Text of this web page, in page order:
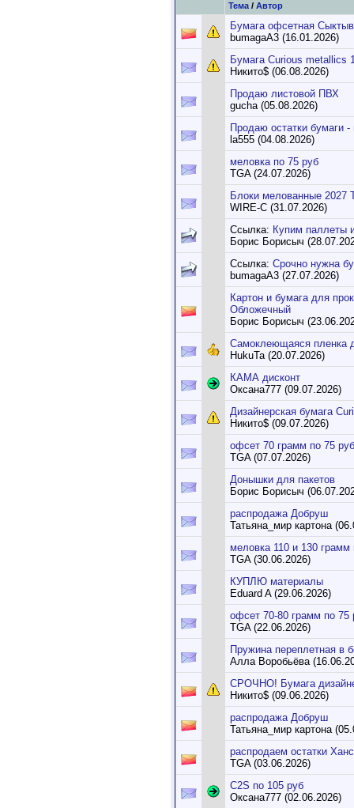
Тема / Автор
Бумага офсетная
bumagaA3 (16.01.2026)
Бумага Curious metallics
Никито$ (06.08.2026)
Продаю листовой ПВХ
gucha (05.08.2026)
Продаю остатки бумаги -
la555 (04.08.2026)
меловка по 75 руб
TGA (24.07.2026)
Блоки мелованные 2027
WIRE-C (31.07.2026)
Ссылка: Купим паллеты
Борис Борисыч
Ссылка: Срочно нужна
bumagaA3 (27.07.2026)
Картон и бумага для
Обложечный
Борис Борисыч
Самоклеющаяся пленка
HukuTa (20.07.2026)
КАМА дисконт
Оксана777 (09.07.2026)
Дизайнерская бумага
Никито$ (09.07.2026)
офсет 70 грамм по 75 руб
TGA (07.07.2026)
Донышки для пакетов
Борис Борисыч
распродажа Добруш
Татьяна_мир картона
меловка 110 и 130 грамм
TGA (30.06.2026)
КУПЛЮ материалы
Eduard A (29.06.2026)
офсет 70-80 грамм по 75
TGA (22.06.2026)
Пружина переплетная в
Алла Воробьёва
СРОЧНО! Бумага
Никито$ (09.06.2026)
распродажа Добруш
Татьяна_мир картона
распродаем остатки
TGA (03.06.2026)
C2S по 105 руб
Оксана777 (02.06.2026)